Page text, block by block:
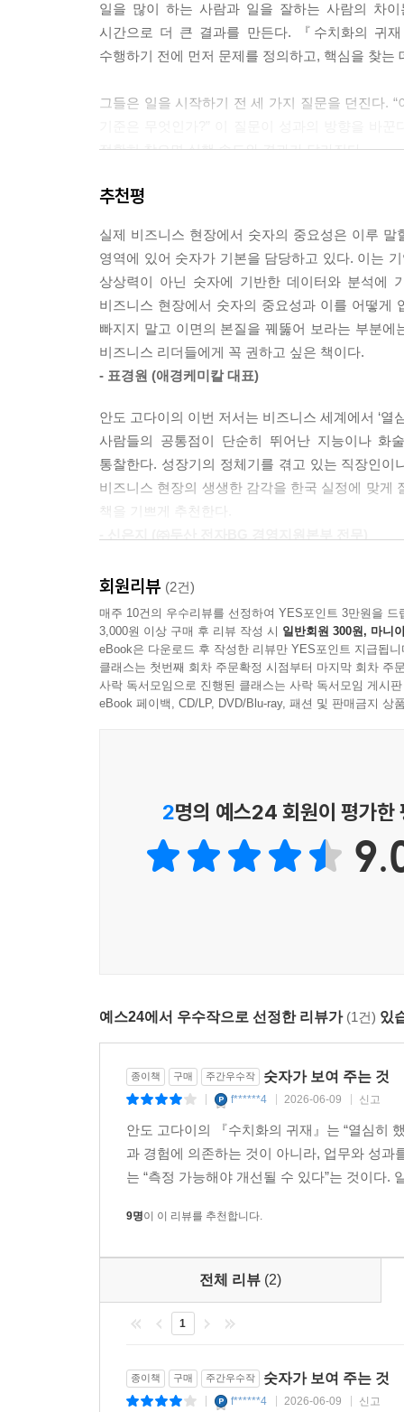
계약 성공률 80%인 사람과 50%인 사람이 있다고
것이 오해의 시작이다.
--- p.135
‘5년 후, 10년 후에는 어떻게 될까?’
이렇게 생각한 다음 아래의 두 가지를 저울질해
--- p.225
일도 마찬가지다.
쉬운 일을 반복하다 보면 금방 싫증이 나고, 어느
--- p.250
‘수치화의 귀재’가 된다는 것은 ‘숫자에 통달했다
지만 누구에게도 대신 맡길 수 없는 숫자가 있다.
일을 많이 하는 사람과 일을 잘하는 사람의 차
시간으로 더 큰 결과를 만든다. 『수치화의 귀
수행하기 전에 먼저 문제를 정의하고, 핵심을 찾는
그들은 일을 시작하기 전 세 가지 질문을 던진다.
정확히 찾으면 실행 속도와 결과가 달라진다.
업무에 바로 적용하는 구조로 성과를 만드는 방법
저자 안도 고다이는 일본 비즈니스 업계에서 주
‘수치화’의 중요성을 강조한다. 그는 많은 직장인
막연한 성실함이 아니라 결과를 만드는 변수의 관
『수치화의 귀재』는 숫자를 단순히 관리하는 방
수 있도록 행동량, 확률, 변수, 장기 계획 등 다섯
특히 이 책은 현직 20년 차 기획팀장이 실제 업
중요한 것은 실행이 아니라 사고력이다. 『수
명확하게 보여 주는 실전형 책이다.
추천평
실제 비즈니스 현장에서 숫자의 중요성은 이루
영역에 있어 숫자가 기본을 담당하고 있다. 이는
상상력이 아닌 숫자에 기반한 데이터와 분석에
비즈니스 현장에서 숫자의 중요성과 이를 어떻게
빠지지 말고 이면의 본질을 꿰뚫어 보라는 부분
비즈니스 리더들에게 꼭 권하고 싶은 책이다.
- 표경원 (애경케미칼 대표)
안도 고다이의 이번 저서는 비즈니스 세계에서 ‘열
사람들의 공통점이 단순히 뛰어난 지능이나 화
통찰한다. 성장기의 정체기를 겪고 있는 직장인
비즈니스 현장의 생생한 감각을 한국 실정에 맞게
책을 기쁘게 추천한다.
글로벌 시장은 예측 불가능한 변수와 불확실성으
명확한 수치를 통해 흔들림 없는 의사결정 기준
감정을 분리시키는 과학적인 사고의 틀을 제시
되기를 멀리 인도네시아에서 응원한다.
_케이씨씨글라스 손지권 전무 (인도네시아 법인장)
- 손지권 (케이씨씨글라스 전무)
- 송성근 (오제이씨 대표)
기업 성장의 발목을 잡는 것은 업무 프로세스
타파하고, 모든 프로세스를 측정 가능한 지표
- 곽성복 (와이덕양 종합연구소 상무)
회계법인의 역할은 단순히 현재의 재무 건전성
‘장기 계획으로부터 역산한다’는 사고방식은
변수에 집중하며, 숫자를 장기적 관점에서 해석
- 박치홍 (삼일회계법인 파트너)
논쟁을 해소한다. 재무 정보를 해석하고 기업의
- 최상욱 (KPMG 삼정회계법인 전무이사)
수 있다. 즉시 적용 가능한 실무 지침서다.
회원리뷰 (2건)
매주 10건의 우수리뷰를 선정하여 YES포인트 3만원을 드
3,000원 이상 구매 후 리뷰 작성 시 일반회원 300원, 마니
eBook은 다운로드 후 작성한 리뷰만 YES포인트 지급됩니
클래스는 첫번째 회차 주문확정 시점부터 마지막 회차 주
사락 독서모임으로 진행된 클래스는 사락 독서모임 게시
eBook 페이백, CD/LP, DVD/Blu-ray, 패션 및 판매금지 상
2명의 예스24 회원이 평가한
예스24에서 우수작으로 선정한 리뷰가 (1건) 있
종이책 구매 주간우수작 숫자가 보여 주는 것
f******4 2026-06-09 신고
안도 고다이의 『수치화의 귀재』는 “열심히
과 경험에 의존하는 것이 아니라, 업무와 성
는 “측정 가능해야 개선될 수 있다”는 것이다.
9명이 이 리뷰를 추천합니다.
전체 리뷰 (2)
1
종이책 구매 주간우수작 숫자가 보여 주는 것
f******4 2026-06-09 신고